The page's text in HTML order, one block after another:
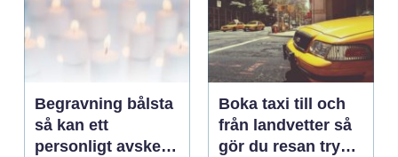
Begravning bålsta
så kan ett
personligt avsked
Boka taxi till och
från landvetter så
gör du resan trygg